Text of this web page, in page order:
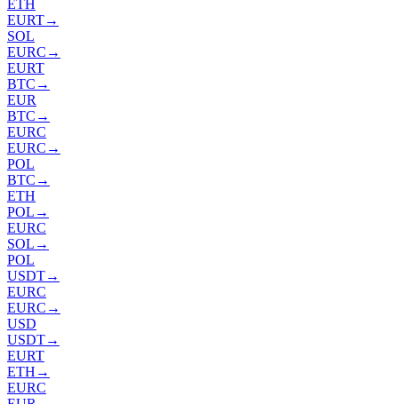
ETH
EURT→
SOL
EURC →
EURT
BTC →
EUR
BTC →
EURC
EURC →
POL
BTC →
ETH
POL →
EURC
SOL →
POL
USDT→
EURC
EURC →
USD
USDT→
EURT
ETH →
EURC